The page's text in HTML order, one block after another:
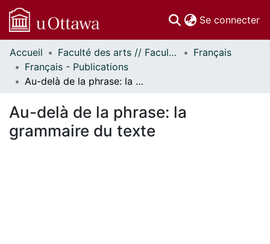
Se connecter
Communautés
et collections
Parcourir
À propos
Accueil Faculté des arts // Faculty of Arts
Français
Français - Publications
Au-delà de la phrase: la grammaire du texte
Au-delà de la phrase: la
grammaire du texte